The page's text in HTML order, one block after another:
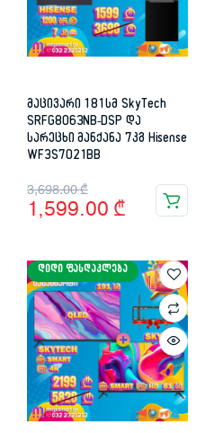
მაცივარი 181სმ SkyTech
SRFG8063NB-DSP და
სარეცხი მანქანა 7კგ Hisense
WF3S7021BB
3,698.00₾
Original
price
3,698.00 ₾.
1,599.00 ₾
Current
price
1,599.00 ₾.
ᲓᲘᲓᲘ ᲤᲐᲡᲓᲐᲙᲚᲔᲑᲐ